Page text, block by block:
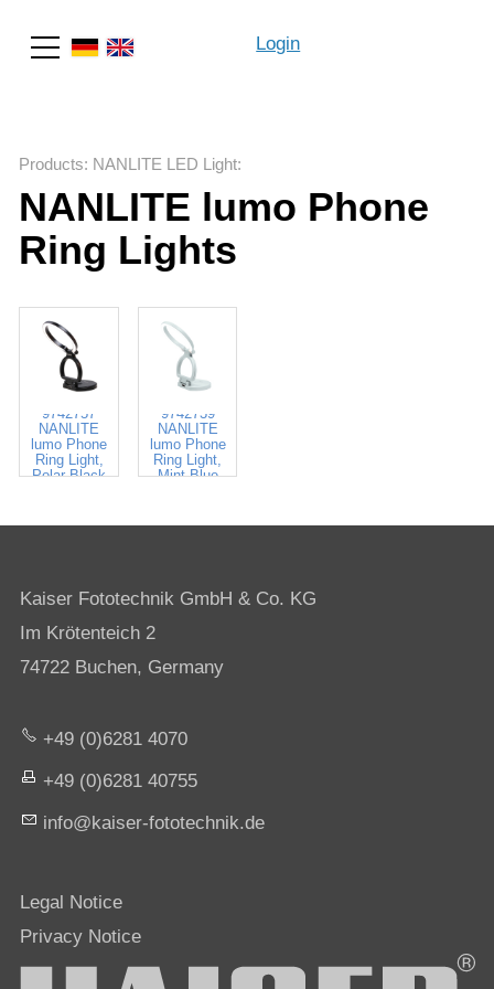
Login
Products: NANLITE LED Light:
NANLITE lumo Phone
Ring Lights
9742757
NANLITE
lumo Phone
Ring Light,
Polar Black
9742739
NANLITE
lumo Phone
Ring Light,
Mint Blue
Kaiser Fototechnik GmbH & Co. KG
Im Krötenteich 2
74722 Buchen, Germany
+49 (0)6281 4070
+49 (0)6281 40755
nf
k s r-f t t chn k d
Legal Notice
Privacy Notice